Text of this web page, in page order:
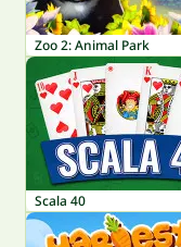
Zoo 2: Animal Park
Scala 40